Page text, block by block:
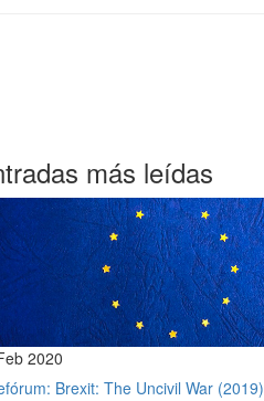
más leídas
2020
Brexit: The Uncivil War (2019)